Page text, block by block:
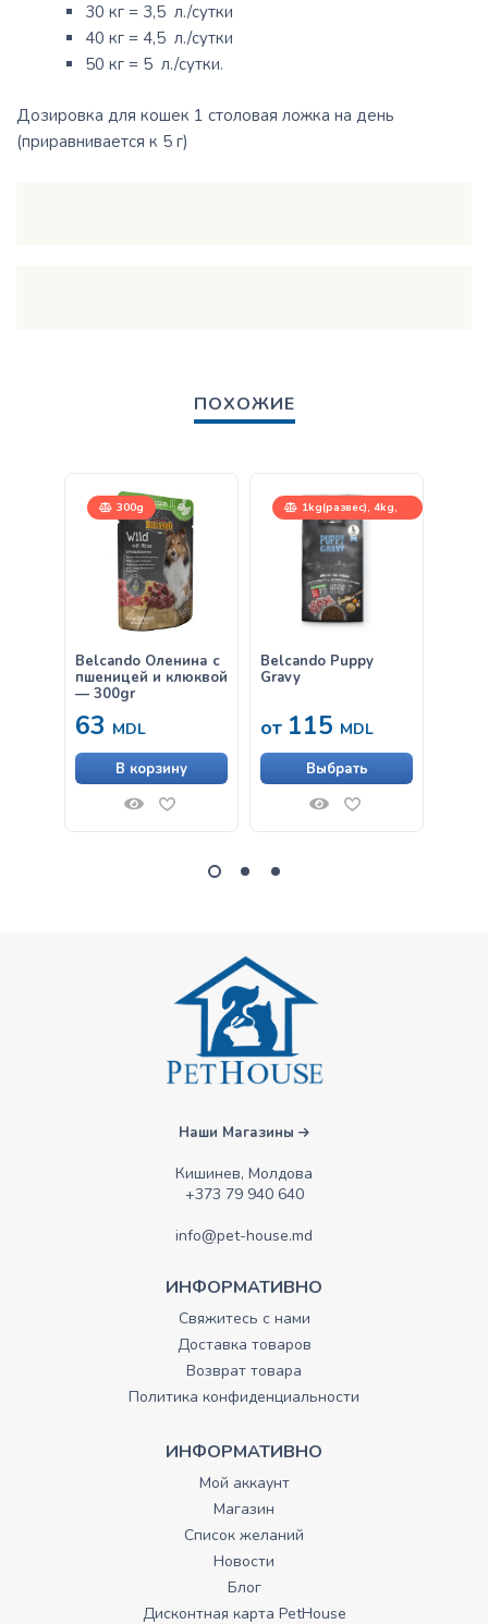
30 кг = 3,5 л./сутки
40 кг = 4,5 л./сутки
50 кг = 5 л./сутки.
Дозировка для кошек 1 столовая ложка на день
(приравнивается к 5 г)
ПОХОЖИЕ
300g
Belcando Оленина с
пшеницей и клюквой
— 300gr
63 MDL
В корзину
1kg(развес), 4kg,
12,5kg
Belcando Puppy
Gravy
от 115 MDL
Выбрать
Наши Магазины
Кишинев, Молдова
+373 79 940 640
info@pet-house.md
ИНФОРМАТИВНО
Свяжитесь с нами
Доставка товаров
Возврат товара
Политика конфиденциальности
ИНФОРМАТИВНО
Мой аккаунт
Магазин
Список желаний
Новости
Блог
Дисконтная карта PetHouse